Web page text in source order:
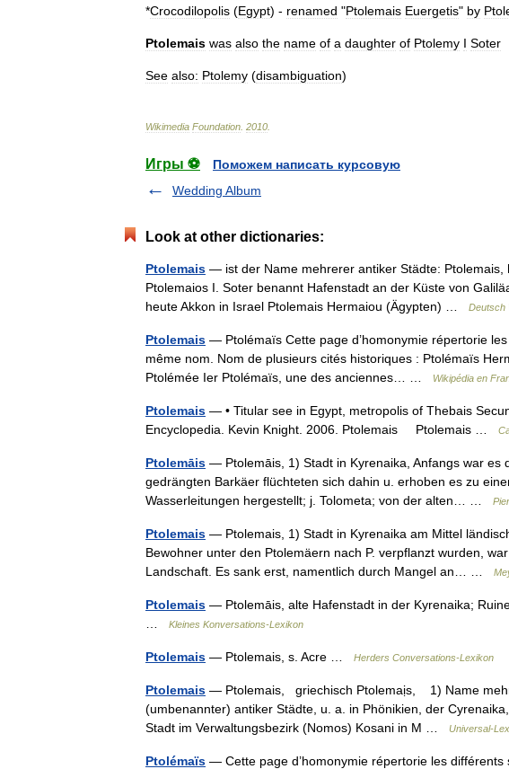
*Crocodilopolis (Egypt) - renamed "Ptolemais Euergetis" by
Ptolemais was also the name of a daughter of Ptolemy I Soter
See also: Ptolemy (disambiguation)
Wikimedia Foundation 2010
Игры ⚽
Поможем написать курсовую
Wedding Album
Look at other dictionaries:
Ptolemais — ist der Name mehrerer antiker Städte: Ptolemais,
Ptolemaios I. Soter benannt Hafenstadt an der Küste von
heute Akkon in Israel Ptolemais Hermaiou (Ägypten) …
Deutsch
Ptolemais — Ptolémaïs Cette page d’homonymie répertorie
même nom. Nom de plusieurs cités historiques : Ptolémaïs
Ptolémée Ier Ptolémaïs, une des anciennes… …
Wikipédia en
Ptolemais — • Titular see in Egypt, metropolis of Thebais
Encyclopedia. Kevin Knight. 2006. Ptolemais Ptolemais …
Ptolemāis — Ptolemāis, 1) Stadt in Kyrenaika, Anfangs war es
gedrängten Barkäer flüchteten sich dahin u. erhoben es zu
Wasserleitungen hergestellt; j. Tolometa; von der alten… …
Ptolemais — Ptolemais, 1) Stadt in Kyrenaika am Mittel
Bewohner unter den Ptolemäern nach P. verpflanzt wurden,
Landschaft. Es sank erst, namentlich durch Mangel an… …
Ptolemais — Ptolemāis, alte Hafenstadt in der Kyrenaika;
Kleines Konversations-Lexikon
Ptolemais — Ptolemais, s. Acre … Herders Conversations-Lexikon
Ptolemais — Ptolemais, griechisch Ptolemaịs, 1) Name
(umbenannter) antiker Städte, u. a. in Phönikien, der
Stadt im Verwaltungsbezirk (Nomos) Kosani in M …
Universal-
Ptolémaïs — Cette page d’homonymie répertorie les différents